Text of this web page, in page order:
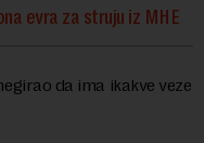
evra za struju iz MHE
da ima ikakve veze